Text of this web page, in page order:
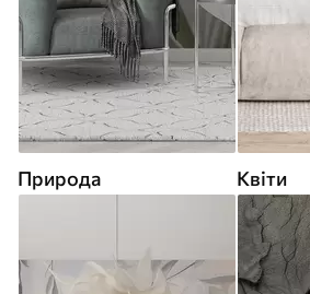
Природа Квіти